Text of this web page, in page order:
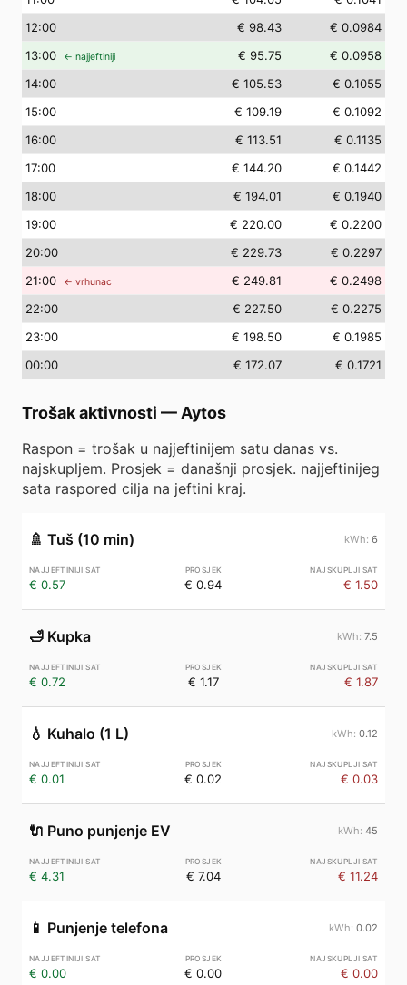
12:00 € 98.43
€ 0.0984
13:00 ← najjeftiniji € 95.75
€ 0.0958
14:00 € 105.53
€ 0.1055
15:00 € 109.19
€ 0.1092
16:00 € 113.51
€ 0.1135
17:00 € 144.20
€ 0.1442
18:00 € 194.01
€ 0.1940
19:00 € 220.00
€ 0.2200
20:00 € 229.73
€ 0.2297
21:00 ← vrhunac € 249.81
€ 0.2498
22:00 € 227.50
€ 0.2275
23:00 € 198.50
€ 0.1985
00:00 € 172.07 € 0.1721
Trošak aktivnosti — Aytos
Raspon = trošak u najjeftinijem satu danas vs.
najskupljem. Prosjek = današnji prosjek. najjeftinijeg
sata raspored cilja na jeftini kraj.
🚿 Tuš (10 min) 6
€ 0.57 € 0.94 € 1.50
🛁 Kupka 7.5
€ 0.72 € 1.17 € 1.87
💧 Kuhalo (1 L) 0.12
€ 0.01 € 0.02 € 0.03
🔌 Puno punjenje EV 45
€ 4.31 € 7.04 € 11.24
📱 Punjenje telefona 0.02
€ 0.00 € 0.00 € 0.00